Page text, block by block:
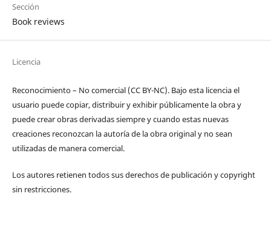
Sección
Book reviews
Licencia
Reconocimiento – No comercial (CC BY-­NC). Bajo esta licencia el
usuario puede copiar, distribuir y exhibir públicamente la obra y
puede crear obras derivadas siempre y cuando estas nuevas
creaciones reconozcan la autoría de la obra original y no sean
utilizadas de manera comercial.
Los autores retienen todos sus derechos de publicación y copyright
sin restricciones.